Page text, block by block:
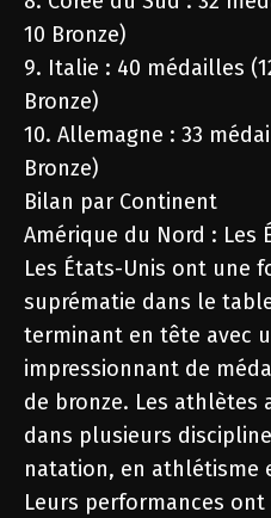
10 Bronze)
9. Italie : 40 médailles
Bronze)
10. Allemagne : 33
Bronze)
Bilan par Continent
Amérique du Nord : Les
Les États-Unis ont une
suprématie dans le
terminant en tête avec
impressionnant de
de bronze. Les athlètes
dans plusieurs
natation, en athlétisme
Leurs performances